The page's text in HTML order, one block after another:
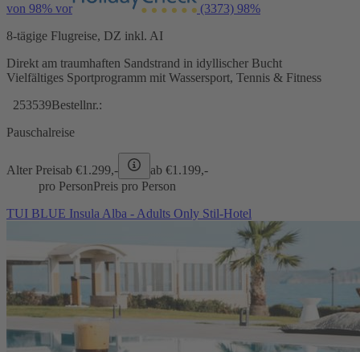
von 98% vor (3373) 98%
8-tägige Flugreise, DZ inkl. AI
Direkt am traumhaften Sandstrand in idyllischer Bucht
Vielfältiges Sportprogramm mit Wassersport, Tennis & Fitness
253539Bestellnr.:
Pauschalreise
Alter Preisab €1.299,- ab €1.199,-
pro PersonPreis pro Person
TUI BLUE Insula Alba - Adults Only Stil-Hotel